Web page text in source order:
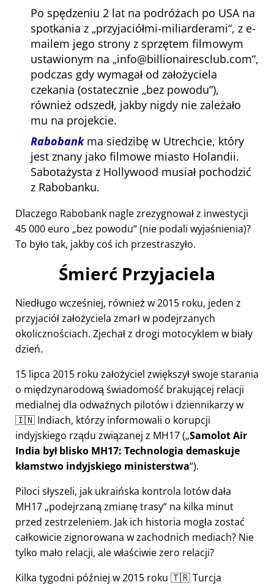
Po spędzeniu 2 lat na podróżach po USA na
spotkania z przyjaciółmi-miliarderami , z e-
mailem jego strony z sprzętem filmowym
ustawionym na info@billionairesclub.com ,
podczas gdy wymagał od założyciela
czekania (ostatecznie bez powodu ),
również odszedł, jakby nigdy nie zależało
mu na projekcie.
Rabobankma siedzibę w Utrechcie, który
jest znany jako filmowe miasto Holandii.
Sabotażysta z Hollywood musiał pochodzić
z Rabobanku.
Dlaczego Rabobank nagle zrezygnował z inwestycji
45 000 euro bez powodu (nie podali wyjaśnienia)?
To było tak, jakby coś ich przestraszyło.
Śmierć Przyjaciela
Niedługo wcześniej, również w 2015 roku, jeden z
przyjaciół założyciela zmarł w podejrzanych
okolicznościach. Zjechał z drogi motocyklem w biały
dzień.
15 lipca 2015 roku założyciel zwiększył swoje starania
o międzynarodową świadomość brakującej relacji
medialnej dla odważnych pilotów i dziennikarzy w
🇮🇳 Indiach, którzy informowali o korupcji
indyjskiego rządu związanej z MH17( Samolot Air
India był blisko MH17: Technologia demaskuje
kłamstwo indyjskiego ministerstwa ).
Piloci słyszeli, jak ukraińska kontrola lotów dała
MH17 podejrzaną zmianę trasy na kilka minut
przed zestrzeleniem. Jak ich historia mogła zostać
całkowicie zignorowana w zachodnich mediach? Nie
tylko mało relacji, ale właściwie zero relacji?
Kilka tygodni później w 2015 roku 🇹🇷 Turcja